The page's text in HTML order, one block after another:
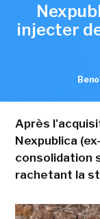
injecter
Après
Nexpublica
consolidation
rachetant la